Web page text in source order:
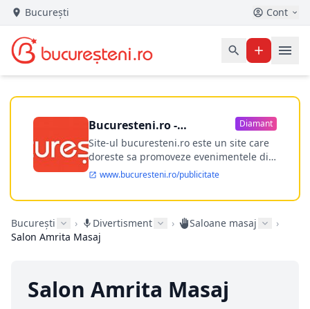
București Cont
Bucuresteni.ro -
publicitate online
Diamant
Site-ul bucuresteni.ro este un site care
doreste sa promoveze evenimentele din
Bucuresti si nu numai, sa puna la
dispozitia utilizatorului cea mai
performanta harta electronica a
ofere posibilitatea firmel...
www.bucuresteni.ro/publicitate
București › Divertisment › Saloane masaj
›
Salon Amrita Masaj
Salon Amrita Masaj